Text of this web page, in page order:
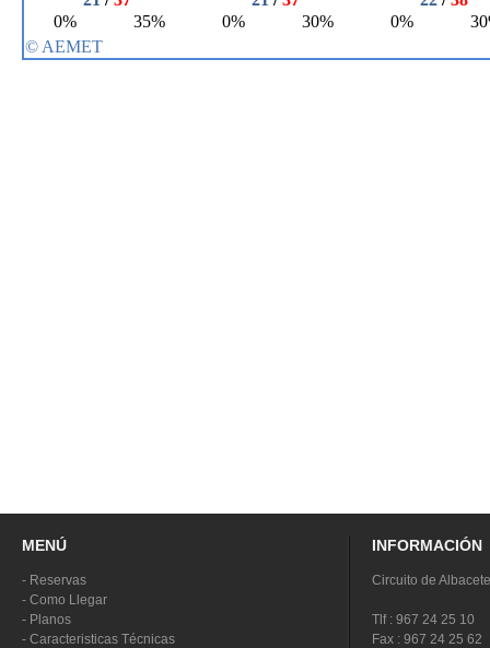
MENÚ
- Reservas
- Como Llegar
- Planos
- Caracteristicas Técnicas
INFORMACIÓN
Circuito de Albacete
Tlf : 967 24 25 10
Fax : 967 24 25 62